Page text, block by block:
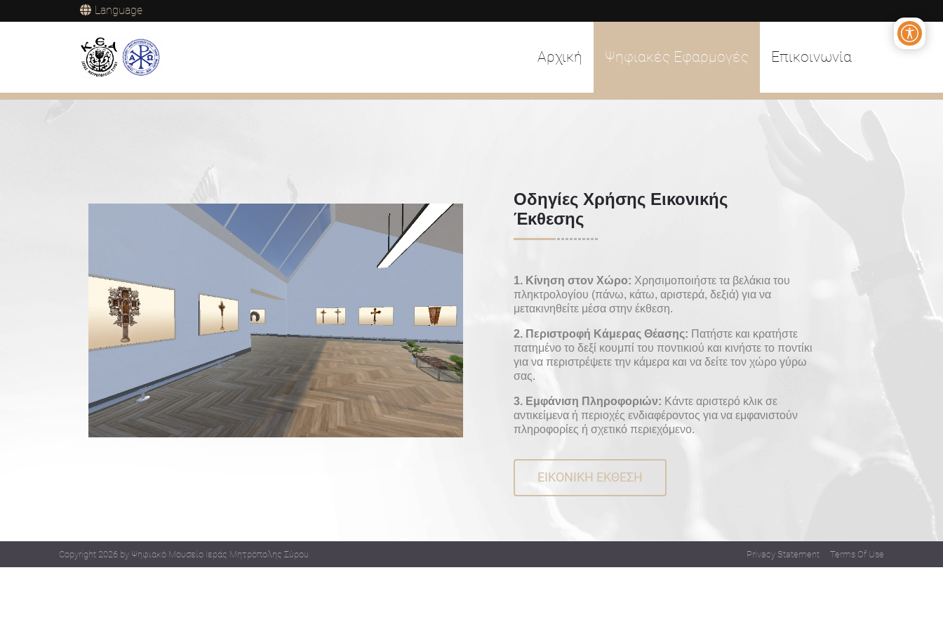
Language
Αρχική Ψηφιακές Εφαρμογές Επικοινωνία
Οδηγίες Χρήσης Εικονικής
Έκθεσης
1. Κίνηση στον Χώρο: Χρησιμοποιήστε τα βελάκια του
πληκτρολογίου (πάνω, κάτω, αριστερά, δεξιά) για να
μετακινηθείτε μέσα στην έκθεση.
2. Περιστροφή Κάμερας Θέασης: Πατήστε και κρατήστε
πατημένο το δεξί κουμπί του ποντικιού και κινήστε το ποντίκι
για να περιστρέψετε την κάμερα και να δείτε τον χώρο γύρω
σας.
3. Εμφάνιση Πληροφοριών: Κάντε αριστερό κλικ σε
αντικείμενα ή περιοχές ενδιαφέροντος για να εμφανιστούν
πληροφορίες ή σχετικό περιεχόμενο.
ΕΙΚΟΝΙΚΗ ΕΚΘΕΣΗ
Terms Of Use
Privacy Statement
Copyright 2026 by Ψηφιακό Μουσείο Ιεράς Μητρόπολης Σύρου